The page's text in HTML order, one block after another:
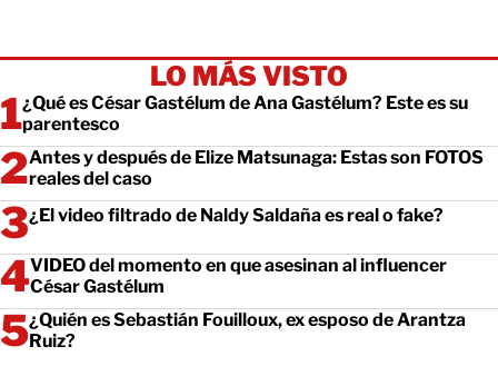
LO MÁS VISTO
¿Qué es César Gastélum de Ana Gastélum? Este es su
parentesco
Antes y después de Elize Matsunaga: Estas son FOTOS
reales del caso
¿El video filtrado de Naldy Saldaña es real o fake?
VIDEO del momento en que asesinan al influencer
César Gastélum
¿Quién es Sebastián Fouilloux, ex esposo de Arantza
Ruiz?